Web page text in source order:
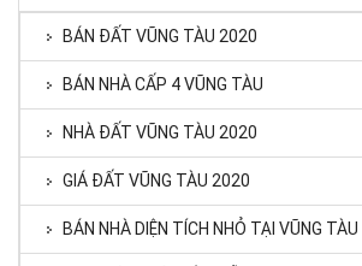
BÁN ĐẤT VŨNG TÀU 2020
BÁN NHÀ CẤP 4 VŨNG TÀU
NHÀ ĐẤT VŨNG TÀU 2020
GIÁ ĐẤT VŨNG TÀU 2020
BÁN NHÀ DIỆN TÍCH NHỎ TẠI VŨNG TÀU